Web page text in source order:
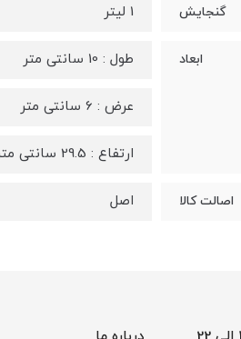
گنجایش 1 لیتر
ابعاد طول : 10 سانتی متر
عرض : 6 سانتی متر
ارتفاع : 29.5 سانتی متر
اصالت کالا
اصل